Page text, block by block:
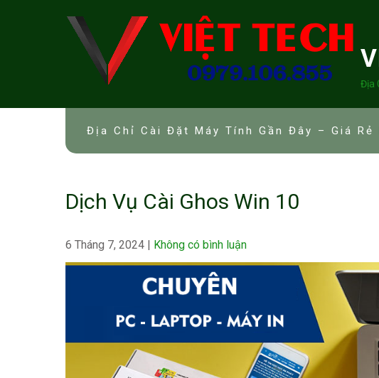
Địa
Địa Chỉ Cài Đặt Máy Tính Gần Đây – Giá Rẻ
Dịch Vụ Cài Ghos Win 10
6 Tháng 7, 2024 | Không có bình luận